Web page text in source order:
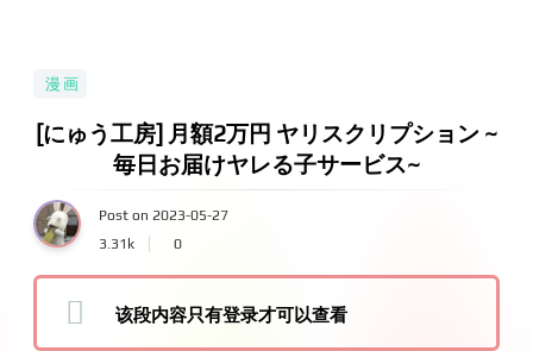
漫画
[にゅう工房] 月額2万円 ヤリスクリプション ~
毎日お届けヤレる子サービス~
Post on 2023-05-27
3.31k
0
该段内容只有登录才可以查看